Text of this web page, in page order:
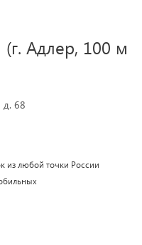
Адлер, 100 м
д. 68
из любой точки России